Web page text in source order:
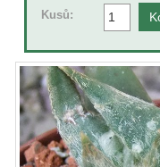
Kusů: